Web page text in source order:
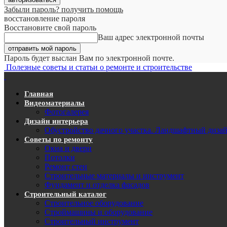
Забыли пароль? получить помощь
восстановление пароля
Восстановите свой пароль
Ваш адрес электронной почты
Пароль будет выслан Вам по электронной почте.
Полезные советы и статьи о ремонте и строительстве
Главная
Видеоматериалы
Фотогалерея
Дизайн интерьера
Обустройство дачного участка. Ландшафтный
Советы по ремонту
Окна и двери
Потолки
Ремонт стен
Строительные материалы и инструмент
Фундамент и отделка фасадов
Строительный каталог
Строительное оборудование
Строймашины и оборудование
Строительный инструмент